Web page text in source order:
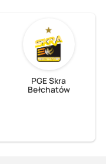
PGE Skra
Bełchatów